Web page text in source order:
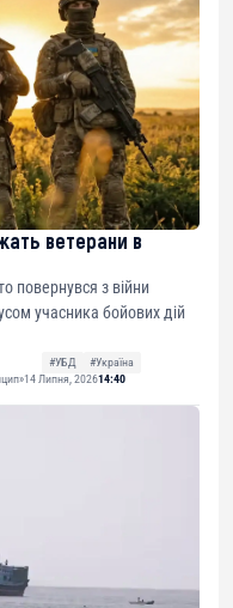
ветерани в
повернувся з війни
учасника бойових дій
#УБД
#Україна
14 Липня, 202614:40